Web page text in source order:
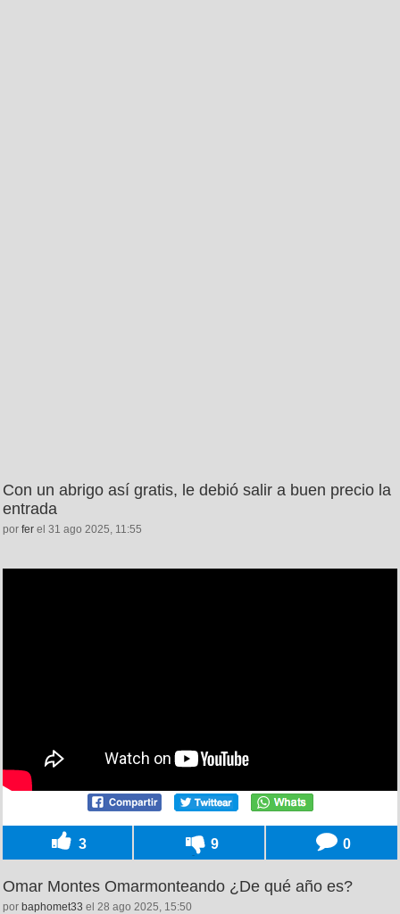
Con un abrigo así gratis, le debió salir a buen precio la
entrada
por fer el 31 ago 2025, 11:55
3 9 0
Omar Montes Omarmonteando ¿De qué año es?
por baphomet33 el 28 ago 2025, 15:50